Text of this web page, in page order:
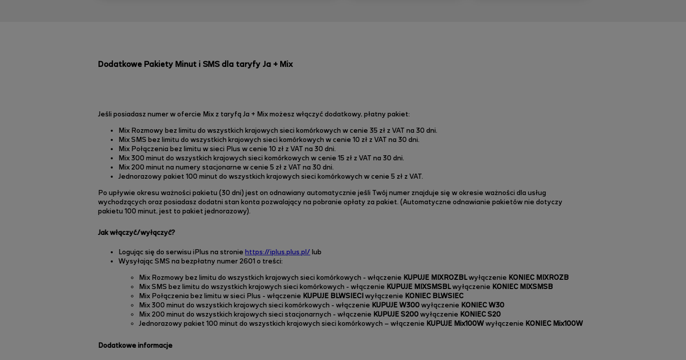
Dodatkowe Pakiety Minut i SMS dla taryfy Ja + Mix
Jeśli posiadasz numer w ofercie Mix z taryfą Ja + Mix możesz włączyć dodatkowy, płatny pakiet:
Mix Rozmowy bez limitu do wszystkich krajowych sieci komórkowych w cenie 35 zł z VAT na 30 dni.
Mix SMS bez limitu do wszystkich krajowych sieci komórkowych w cenie 10 zł z VAT na 30 dni.
Mix Połączenia bez limitu w sieci Plus w cenie 10 zł z VAT na 30 dni.
Mix 300 minut do wszystkich krajowych sieci komórkowych w cenie 15 zł z VAT na 30 dni.
Mix 200 minut na numery stacjonarne w cenie 5 zł z VAT na 30 dni.
Jednorazowy pakiet 100 minut do wszystkich krajowych sieci komórkowych w cenie 5 zł z VAT.
Po upływie okresu ważności pakietu (30 dni) jest on odnawiany automatycznie jeśli Twój numer znajduje się w okresie ważności dla usług
wychodzących oraz posiadasz dodatni stan konta pozwalający na pobranie opłaty za pakiet. (Automatyczne odnawianie pakietów nie dotyczy
pakietu 100 minut, jest to pakiet jednorazowy).
Jak włączyć/wyłączyć?
Logując się do serwisu iPlus na stronie https://iplus.plus.pl/ lub
Wysyłając SMS na bezpłatny numer 2601 o treści:
Mix Rozmowy bez limitu do wszystkich krajowych sieci komórkowych - włączenie KUPUJE MIXROZBLwyłączenie KONIEC MIXROZB
Mix SMS bez limitu do wszystkich krajowych sieci komórkowych - włączenie KUPUJE MIXSMSBLwyłączenie KONIEC MIXSMSB
Mix Połączenia bez limitu w sieci Plus - włączenie KUPUJE BLWSIECIwyłączenie KONIEC BLWSIEC
Mix 300 minut do wszystkich krajowych sieci komórkowych - włączenie KUPUJE W300wyłączenie KONIEC W30
Mix 200 minut do wszystkich krajowych sieci stacjonarnych - włączenie KUPUJE S200wyłączenie KONIEC S20
Jednorazowy pakiet 100 minut do wszystkich krajowych sieci komórkowych – włączenie KUPUJE Mix100Wwyłączenie KONIEC Mix100W
Dodatkowe informacje